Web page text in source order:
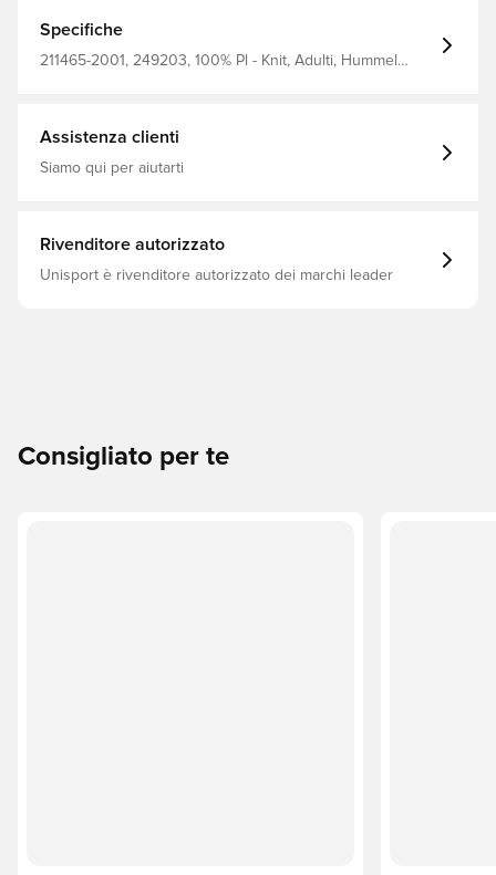
massimo comfort durante il combattimento o
l'allenamento, e i caratteristici angoli in hummel®
forniscono un aggiornamento audace ed elegante al
Specifiche
211465-2001, 249203, 100% Pl - Knit, Adulti, Hummel
Assistenza clienti
Siamo qui per aiutarti
Rivenditore autorizzato
Unisport è rivenditore autorizzato dei marchi leader
Consigliato per te